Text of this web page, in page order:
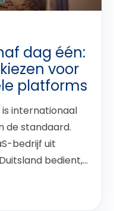
dag één:
voor
platforms
internationaal
de standaard.
bedrijf uit
bedient,...